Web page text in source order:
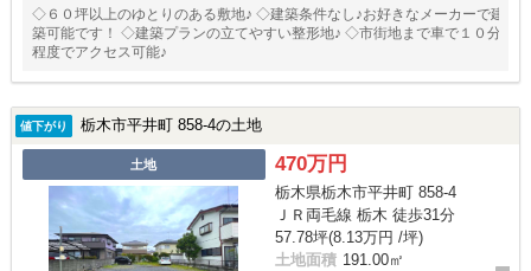
◇６０坪以上のゆとりのある敷地♪ ◇建築条件なし♪お好きなメーカーで建
築可能です！ ◇建築プランの立てやすい整形地♪ ◇市街地まで車で１０分
程度でアクセス可能♪
値下がり 栃木市平井町 858-4の土地
土地 470万円
栃木県栃木市平井町 858-4
ＪＲ両毛線 栃木 徒歩31分
57.78坪(8.13万円 /坪)
土地面積 191.00㎡